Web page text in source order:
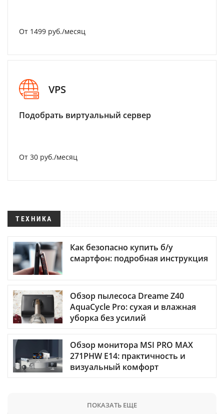
От 1499 руб./месяц
VPS
Подобрать виртуальный сервер
От 30 руб./месяц
ТЕХНИКА
Как безопасно купить б/у
смартфон: подробная инструкция
Обзор пылесоса Dreame Z40
AquaCycle Pro: сухая и влажная
уборка без усилий
Обзор монитора MSI PRO MAX
271PHW E14: практичность и
визуальный комфорт
ПОКАЗАТЬ ЕЩЕ